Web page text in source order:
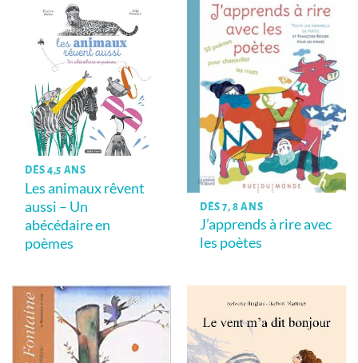
DÈS 4,5 ANS
Les animaux rêvent
aussi – Un
abécédaire en
poèmes
DÈS 7, 8 ANS
J’apprends à rire avec
les poètes